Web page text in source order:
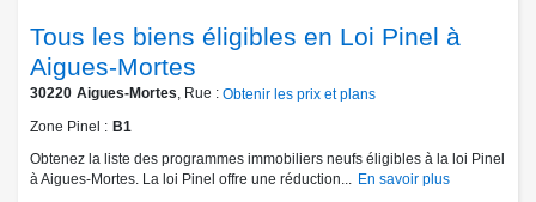
Tous les biens éligibles en Loi Pinel à
Aigues-Mortes
30220 Aigues-Mortes , Rue : Obtenir les prix et plans
Zone Pinel
B1
Obtenez la liste des programmes immobiliers neufs éligibles à la loi Pinel
à Aigues-Mortes. La loi Pinel offre une réduction...
En savoir plus